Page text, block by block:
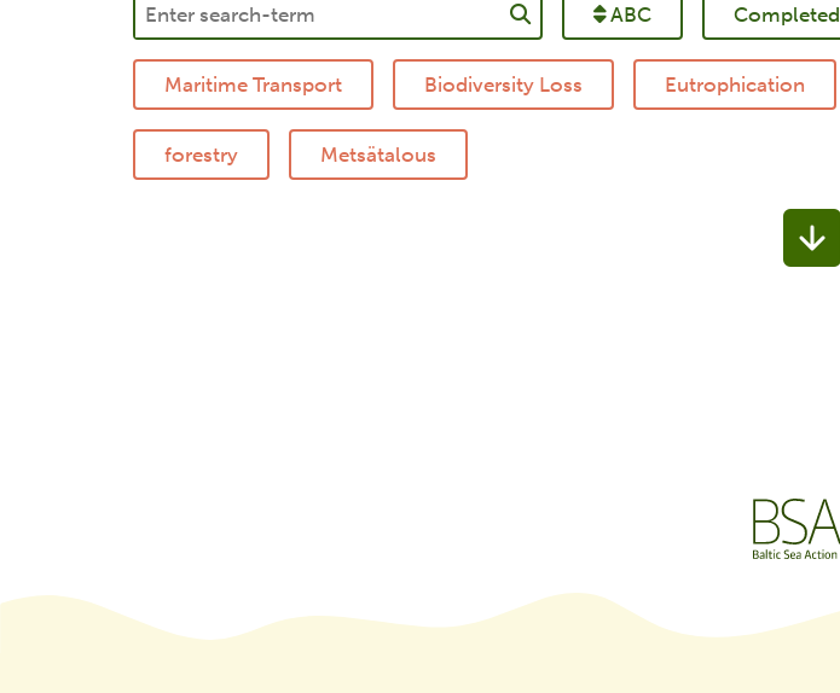
ABC Completed
Maritime Transport Biodiversity Loss Eutrophication
forestry Metsätalous